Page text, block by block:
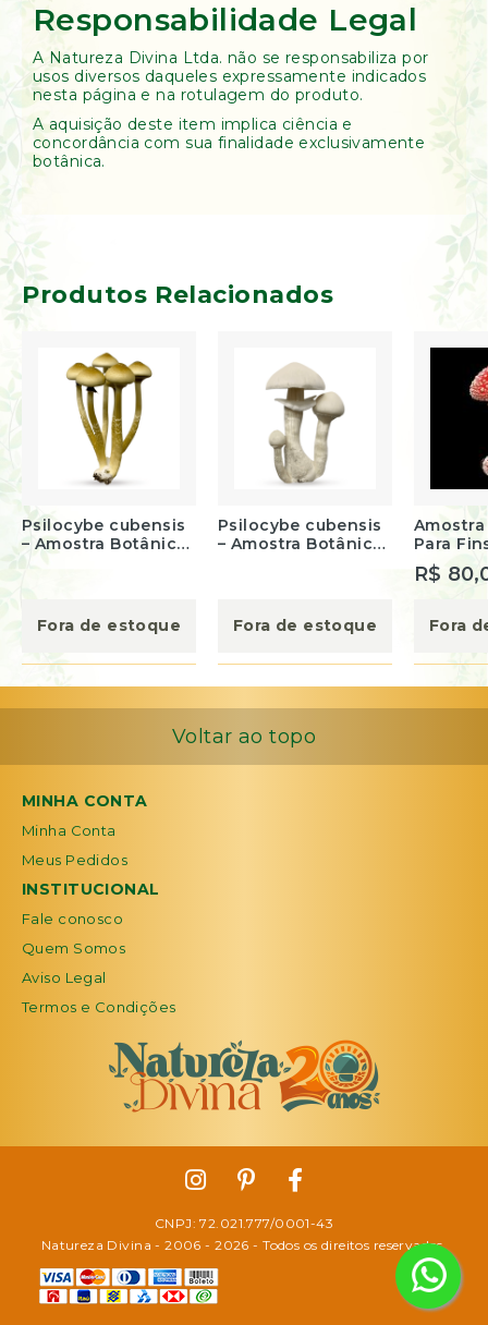
Responsabilidade Legal
A Natureza Divina Ltda. não se responsabiliza por
usos diversos daqueles expressamente indicados
nesta página e na rotulagem do produto.
A aquisição deste item implica ciência e
concordância com sua finalidade exclusivamente
botânica.
Produtos Relacionados
Psilocybe cubensis
– Amostra Botânica
Fora de estoque
Psilocybe cubensis
– Amostra Botânica
Fora de estoque
Para
e
R$
Fora
Voltar ao topo
MINHA CONTA
Minha Conta
Meus Pedidos
INSTITUCIONAL
Fale conosco
Quem Somos
Aviso Legal
Termos e Condições
CNPJ: 72.021.777/0001-43
Natureza Divina - 2006 -2026 - Todos os direitos reservados.